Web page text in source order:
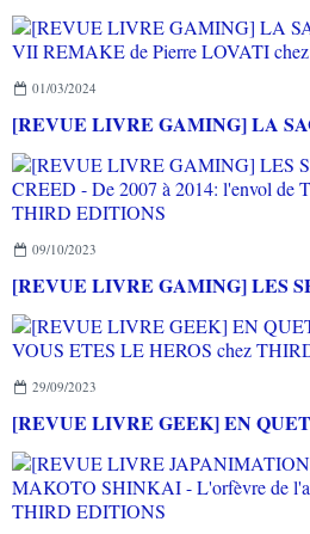
01/03/2024
09/10/2023
29/09/2023